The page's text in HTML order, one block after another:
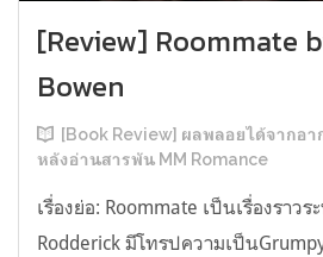
[Review] Roommate
Bowen
[Book Review] ผลพลอยได้จากอ
หลังอ่านสารพัน MM Romance
เรื่องย่อ: Roommate เป็นเรื่องราว
Rodderick มีโทรปความเป็น